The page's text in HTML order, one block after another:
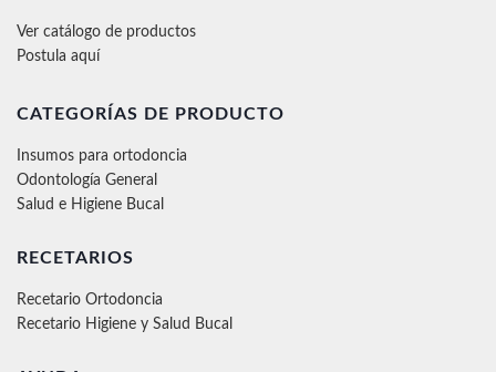
Ver catálogo de productos
Postula aquí
CATEGORÍAS DE PRODUCTO
Insumos para ortodoncia
Odontología General
Salud e Higiene Bucal
RECETARIOS
Recetario Ortodoncia
Recetario Higiene y Salud Bucal